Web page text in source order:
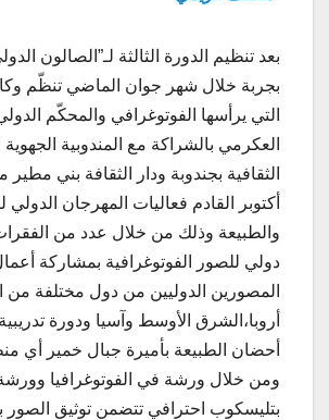
بعد تنظيم الدورة الثالثة لـ”الصالون
بجربة خلال شهر جوان الماضي تنظّم
التي يرأسها الفوتوغرافي والمحكّم
العكرمي بالشراكة مع المندوبية
أكتوبر القادم فعاليات المهرجان الدولي
والطبيعة وذلك من خلال عدد من
دولي للصور الفوتوغرافية بمشاركة
المصورين الدوليين من دول مختلفة من
أروبا،الشرق الأوسط وآسيا ودورة
أحضان الطبيعة بأميرة جبال خمير أي
ومن خلال ورشة في الفوتوغرافيا وورشة
بتليسكوب احترافي تتضمن توثيق